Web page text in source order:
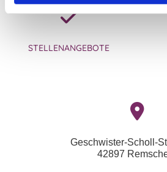
STELLENANGEBOTE
Geschwister-Scholl-
42897